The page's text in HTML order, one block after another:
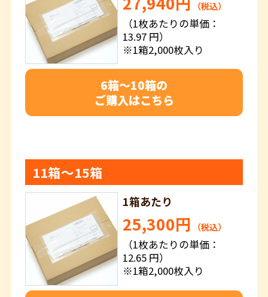
（税込）
（1枚あたりの単価：
13.97 円）
※1箱2,000枚入り
6箱～10箱の
ご購入はこちら
11箱～15箱
1箱あたり
25,300円 （税込）
（1枚あたりの単価：
12.65 円）
※1箱2,000枚入り